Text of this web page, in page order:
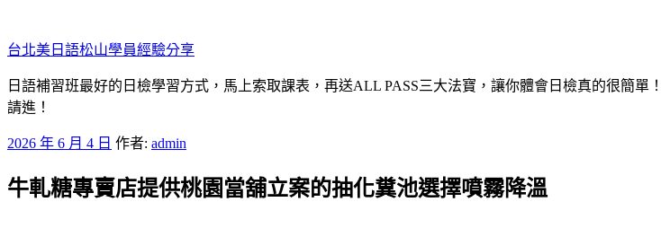
至
主
要
內
台北美日語松山學員經驗分享
日語補習班最好的日檢學習方式，馬上索取課表，再送ALL PASS三大法寶，讓你體會日檢真的很簡
請進！
發
於
2026 年 6 月 4 日 作者: admin
牛軋糖專賣店提供桃園當舖立案的抽化糞池選擇噴霧降溫